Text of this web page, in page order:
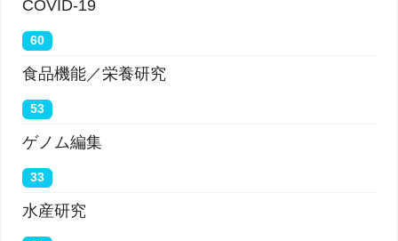
COVID-19
60
食品機能／栄養研究
53
ゲノム編集
33
水産研究